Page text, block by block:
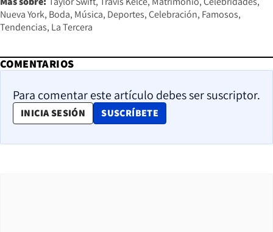
Nueva York Boda Música Deportes Celebración Famosos
Tendencias La Tercera
COMENTARIOS
Para comentar este artículo debes ser suscriptor.
INICIA SESIÓN SUSCRÍBETE
OPENS IN NEW WINDOW